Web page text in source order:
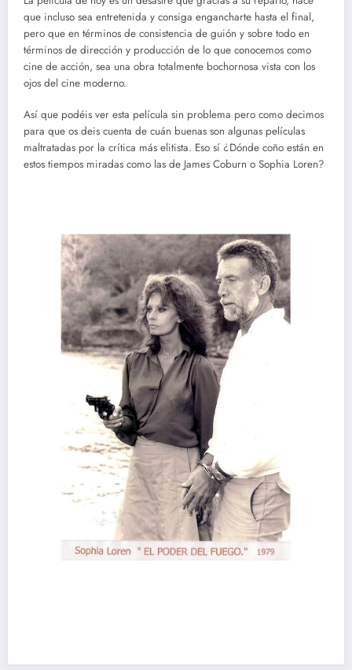
que incluso sea entretenida y consiga engancharte hasta el final,
pero que en términos de consistencia de guión y sobre todo en
términos de dirección y producción de lo que conocemos como
cine de acción, sea una obra totalmente bochornosa vista con los
ojos del cine moderno.
Así que podéis ver esta película sin problema pero como decimos
para que os deis cuenta de cuán buenas son algunas películas
maltratadas por la crítica más elitista. Eso sí ¿Dónde coño están en
estos tiempos miradas como las de James Coburn o Sophia Loren?